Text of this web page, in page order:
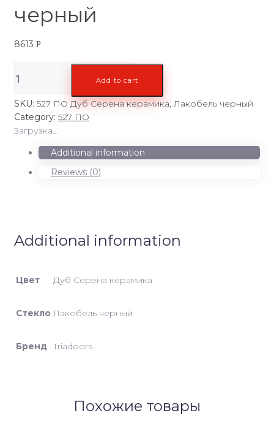
черный
8613 Р
ПО
Серена
керамика,
Лакобель
черный
quantity
Add to cart
SKU: 527 ПО Дуб Серена керамика, Лакобель черный
Category: 527 ПО
Загрузка...
Additional information
Reviews (0)
Additional information
Цвет Дуб Серена керамика
Стекло Лакобель черный
Бренд Triadoors
Похожие товары